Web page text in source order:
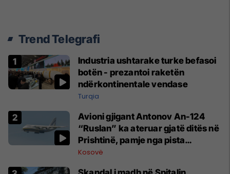
Trend Telegrafi
Industria ushtarake turke befasoi
botën - prezantoi raketën
ndërkontinentale vendase
Turqia
Avioni gjigant Antonov An-124
“Ruslan” ka ateruar gjatë ditës në
Prishtinë, pamje nga pista
publikohen edhe në rrjete sociale
Kosovë